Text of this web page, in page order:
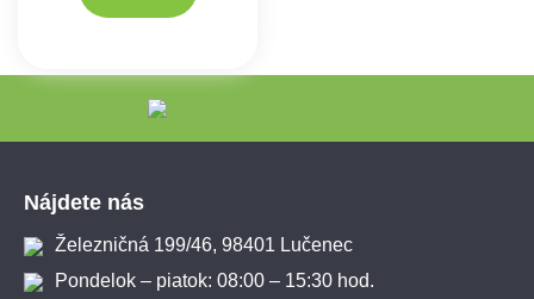
Nájdete nás
Železničná 199/46, 98401 Lučenec
Pondelok – piatok: 08:00 – 15:30 hod.